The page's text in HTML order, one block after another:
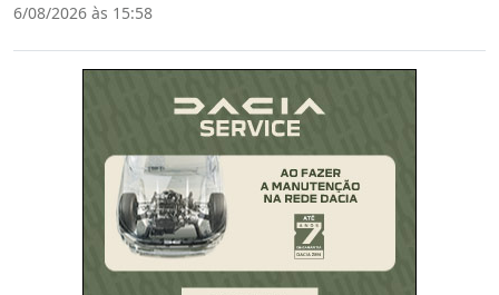
6/08/2026 às 15:58